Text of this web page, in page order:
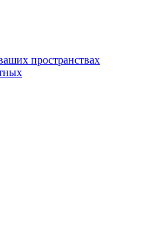
пространствах